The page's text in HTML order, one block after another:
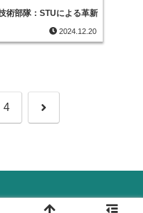
術部隊：STUによる革新
2024.12.20
4 次